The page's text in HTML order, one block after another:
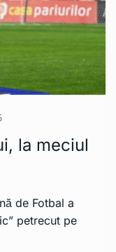
la meciul
de Fotbal a
petrecut pe